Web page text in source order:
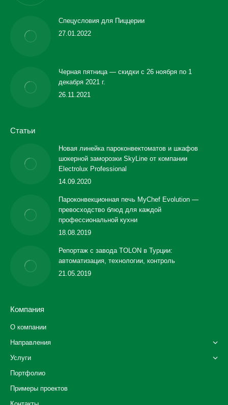
Спецусловия для Пиццерии
27.01.2022
Черная пятница — скидки с 26 ноября по 1
декабря 2021 г.
26.11.2021
Статьи
Новая линейка пароконвектоматов и шкафов
шокерной заморозки SkyLine от компании
Electrolux Professional
14.09.2020
Пароконвекционная печь MyChef Evolution —
превосходство блюд для каждой
профессиональной кухни
18.08.2019
Репортаж с завода TOLON в Турции:
автоматизация, технологии, контроль
21.05.2019
Компания
О компании
Направления
Услуги
Портфолио
Примеры проектов